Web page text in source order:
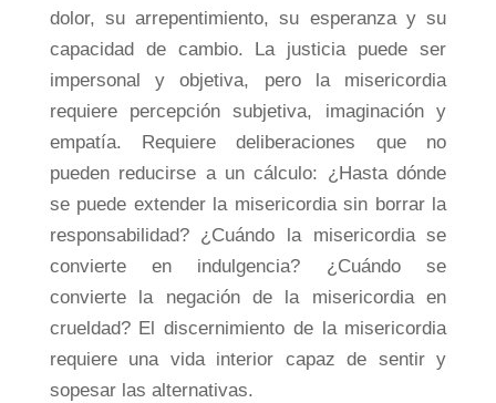
dolor, su arrepentimiento, su esperanza y su
capacidad de cambio. La justicia puede ser
impersonal y objetiva, pero la misericordia
requiere percepción subjetiva, imaginación y
empatía. Requiere deliberaciones que no
pueden reducirse a un cálculo: ¿Hasta dónde
se puede extender la misericordia sin borrar la
responsabilidad? ¿Cuándo la misericordia se
convierte en indulgencia? ¿Cuándo se
convierte la negación de la misericordia en
crueldad? El discernimiento de la misericordia
requiere una vida interior capaz de sentir y
sopesar las alternativas.